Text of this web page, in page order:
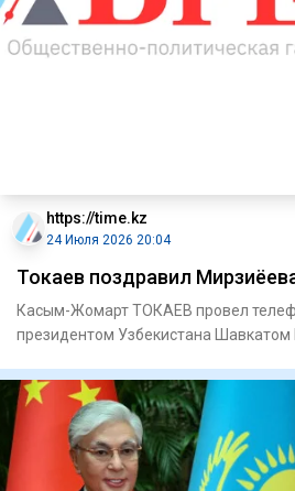
https://time.kz
24 Июля 2026 20:04
Токаев поздравил
Касым-Жомарт ТОКАЕВ провел
президентом Узбекистана